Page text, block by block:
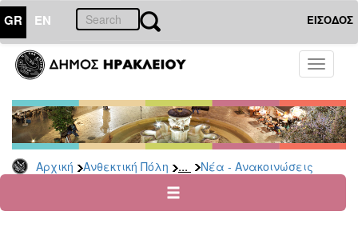
GR EN ΕΙΣΟΔΟΣ
Toggle
Αρχική Ανθεκτική Πόλη ... Νέα - Ανακοινώσεις
ΑΝΘΕΚΤΙΚΗ
ΠΟΛΗ
Κοινωνική
Πολιτική
Νέα
Ανακοινώσεις